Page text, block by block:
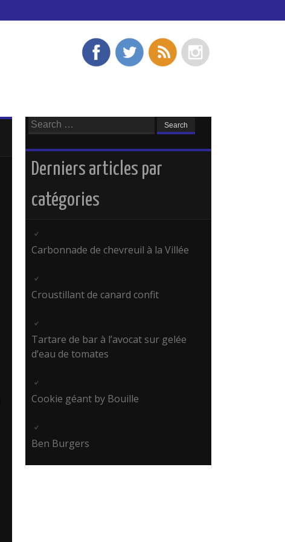
Search
for:
Derniers articles par
catégories
Carbonnade de chevreuil à la Villée
Croustillant de canard confit
Tartare de bar à l’avocat sur gelée
d’eau de tomates
Cookie géant by Bouille
Ben Burgers